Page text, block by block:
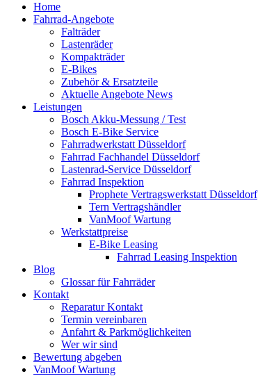
Home
Fahrrad-Angebote
Falträder
Lastenräder
Kompakträder
E-Bikes
Zubehör & Ersatzteile
Aktuelle Angebote News
Leistungen
Bosch Akku-Messung / Test
Bosch E-Bike Service
Fahrradwerkstatt Düsseldorf
Fahrrad Fachhandel Düsseldorf
Lastenrad-Service Düsseldorf
Fahrrad Inspektion
Prophete Vertragswerkstatt Düsseldorf
Tern Vertragshändler
VanMoof Wartung
Werkstattpreise
E-Bike Leasing
Fahrrad Leasing Inspektion
Blog
Glossar für Fahrräder
Kontakt
Reparatur Kontakt
Termin vereinbaren
Anfahrt & Parkmöglichkeiten
Wer wir sind
Bewertung abgeben
VanMoof Wartung